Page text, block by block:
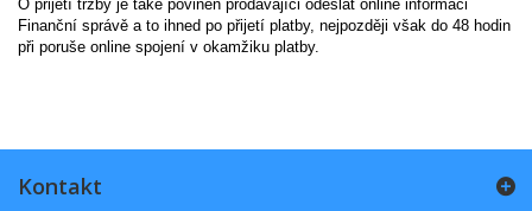
O přijetí tržby je také povinen prodávajíci odeslat online informaci
Finanční správě a to ihned po přijetí platby, nejpozději však do 48 hodin
při poruše online spojení v okamžiku platby.
Kontakt